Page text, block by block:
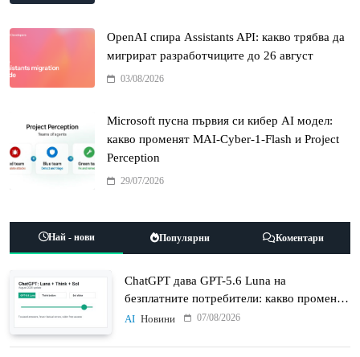
OpenAI спира Assistants API: какво трябва да
мигрират разработчиците до 26 август
03/08/2026
Microsoft пусна първия си кибер AI модел:
какво променят MAI-Cyber-1-Flash и Project
Perception
29/07/2026
Най - нови Популярни Коментари
ChatGPT дава GPT-5.6 Luna на
безплатните потребители: какво променят
Think бутонът и новият Sol
AI Новини 07/08/2026